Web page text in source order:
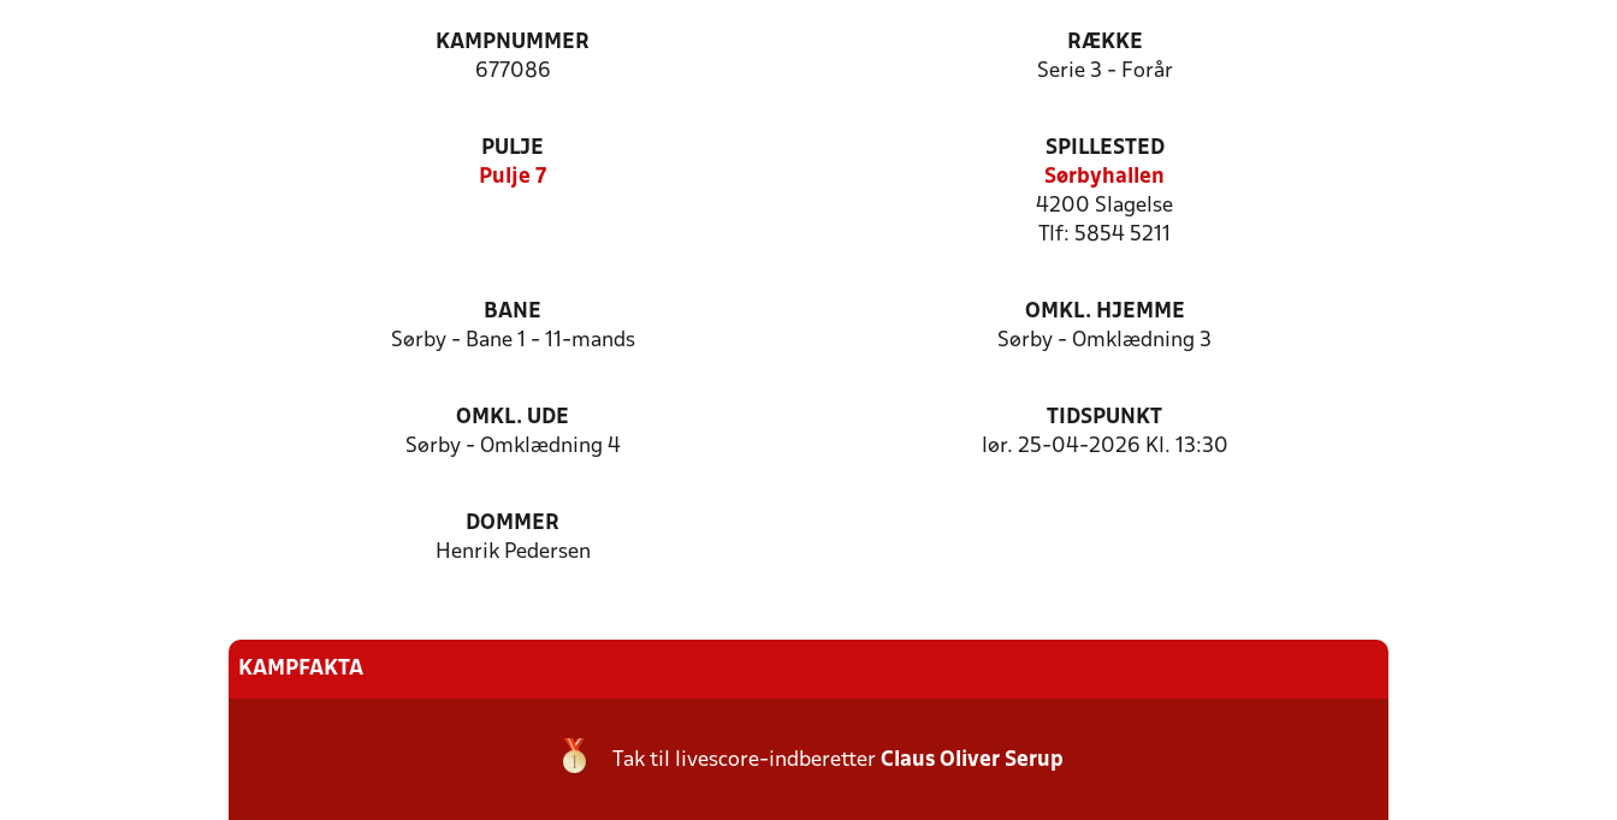
KAMPNUMMER
677086
RÆKKE
Serie 3 - Forår
PULJE
Pulje 7
SPILLESTED
Sørbyhallen
4200 Slagelse
Tlf: 5854 5211
BANE
Sørby - Bane 1 - 11-mands
OMKL. HJEMME
Sørby - Omklædning 3
OMKL. UDE
Sørby - Omklædning 4
TIDSPUNKT
lør. 25-04-2026 Kl. 13:30
DOMMER
Henrik Pedersen
KAMPFAKTA
Tak til livescore-indberetter Claus Oliver Serup